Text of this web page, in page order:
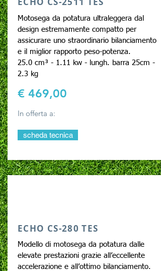
Motosega da potatura ultraleggera dal
design estremamente compatto per
assicurare uno straordinario bilanciamento
e il miglior rapporto peso-potenza.
25.0 cm³ - 1.11 kw - lungh. barra 25cm -
2.3 kg
€ 469,00
In offerta a:
scheda tecnica
ECHO CS-280 TES
Modello di motosega da potatura dalle
elevate prestazioni grazie all’eccellente
accelerazione e all’ottimo bilanciamento.